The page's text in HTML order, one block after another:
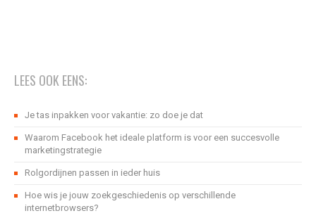
LEES OOK EENS:
Je tas inpakken voor vakantie: zo doe je dat
Waarom Facebook het ideale platform is voor een succesvolle
marketingstrategie
Rolgordijnen passen in ieder huis
Hoe wis je jouw zoekgeschiedenis op verschillende
internetbrowsers?